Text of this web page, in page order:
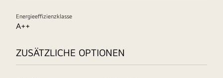
Energieeffizienzklasse
A++
ZUSÄTZLICHE OPTIONEN